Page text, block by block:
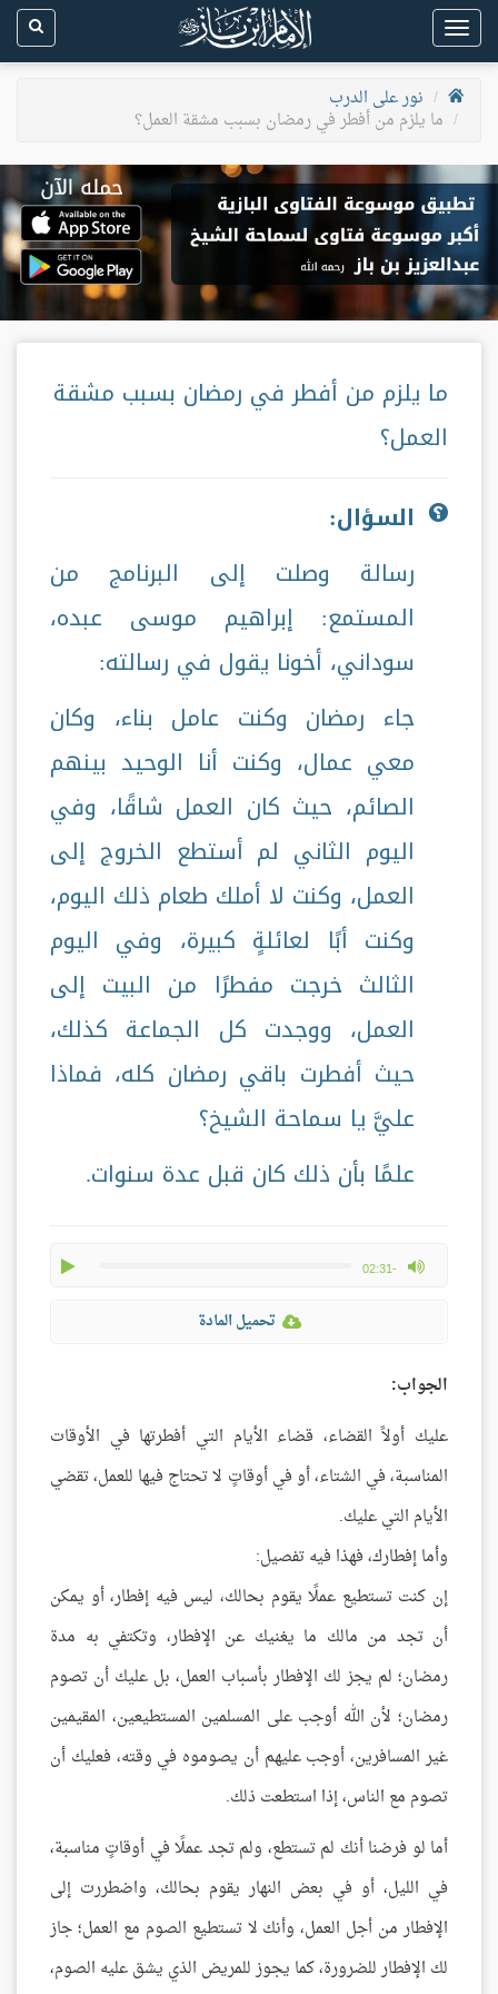
Toggle
navigation
نور على الدرب
ما يلزم من أفطر في رمضان بسبب مشقة العمل؟
ما يلزم من أفطر في رمضان بسبب مشقة
العمل؟
السؤال:
رسالة وصلت إلى البرنامج من
المستمع: إبراهيم موسى عبده،
سوداني، أخونا يقول في رسالته:
جاء رمضان وكنت عامل بناء، وكان
معي عمال، وكنت أنا الوحيد بينهم
الصائم، حيث كان العمل شاقًا، وفي
اليوم الثاني لم أستطع الخروج إلى
العمل، وكنت لا أملك طعام ذلك اليوم،
وكنت أبًا لعائلةٍ كبيرة، وفي اليوم
الثالث خرجت مفطرًا من البيت إلى
العمل، ووجدت كل الجماعة كذلك،
حيث أفطرت باقي رمضان كله، فماذا
عليَّ يا سماحة الشيخ؟
علمًا بأن ذلك كان قبل عدة سنوات.
-02:31
max volume
تحميل المادة
الجواب:
عليك أولاً القضاء، قضاء الأيام التي أفطرتها في الأوقات
المناسبة، في الشتاء، أو في أوقاتٍ لا تحتاج فيها للعمل، تقضي
الأيام التي عليك.
وأما إفطارك، فهذا فيه تفصيل:
إن كنت تستطيع عملًا يقوم بحالك، ليس فيه إفطار، أو يمكن
أن تجد من مالك ما يغنيك عن الإفطار، وتكتفي به مدة
رمضان؛ لم يجز لك الإفطار بأسباب العمل، بل عليك أن تصوم
رمضان؛ لأن الله أوجب على المسلمين المستطيعين، المقيمين
غير المسافرين، أوجب عليهم أن يصوموه في وقته، فعليك أن
تصوم مع الناس، إذا استطعت ذلك.
أما لو فرضنا أنك لم تستطع، ولم تجد عملًا في أوقاتٍ مناسبة،
في الليل، أو في بعض النهار يقوم بحالك، واضطررت إلى
الإفطار من أجل العمل، وأنك لا تستطيع الصوم مع العمل؛ جاز
لك الإفطار للضرورة، كما يجوز للمريض الذي يشق عليه الصوم،